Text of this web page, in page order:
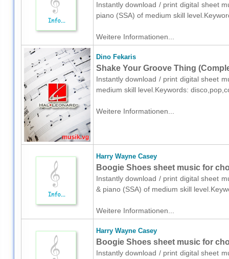
Instantly download / print digital sheet
piano (SSA) of medium skill
Weitere Informationen...
Dino Fekaris
Shake Your Groove Thing
Instantly download / print digital sheet
medium skill level.Keywords:
Weitere Informationen...
Harry Wayne Casey
Boogie Shoes sheet music for
Instantly download / print digital sheet
& piano (SSA) of medium skill
Weitere Informationen...
Harry Wayne Casey
Boogie Shoes sheet music for
Instantly download / print digital sheet